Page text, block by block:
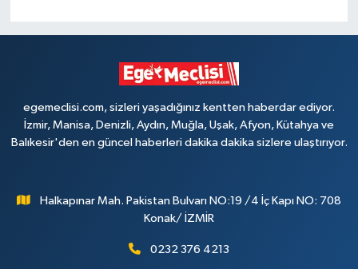
egemeclisi.com, sizleri yaşadığınız kentten haberdar ediyor.
İzmir, Manisa, Denizli, Aydın, Muğla, Uşak, Afyon, Kütahya ve
Balıkesir'den en güncel haberleri dakika dakika sizlere ulaştırıyor.
Halkapınar Mah. Pakistan Bulvarı NO:19 /4 İç Kapı NO: 708
Konak/ İZMİR
0232 376 4213